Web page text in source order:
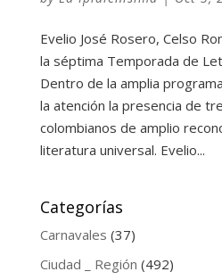
Evelio José Rosero, Celso
la séptima Temporada de
Dentro de la amplia
la atención la presencia de
colombianos de amplio
literatura universal. Evelio...
Categorías
Carnavales (37)
Ciudad _ Región (492)